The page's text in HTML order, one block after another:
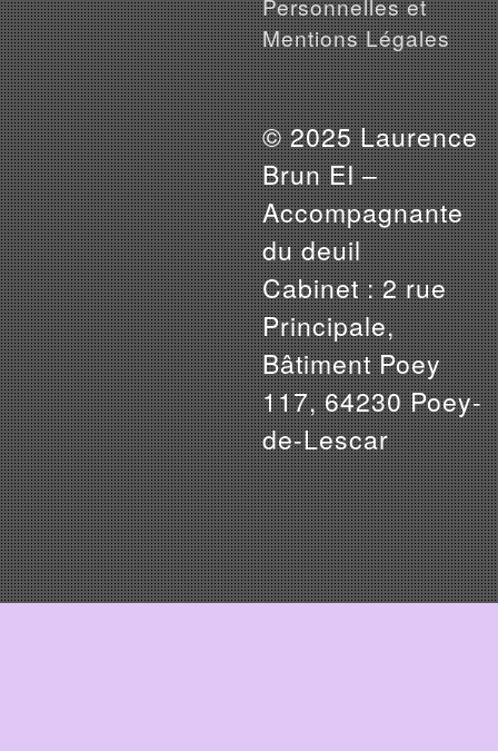
Personnelles et
Mentions Légales
© 2025 Laurence
Brun EI –
Accompagnante
du deuil
Cabinet : 2 rue
Principale,
Bâtiment Poey
117, 64230 Poey-
de-Lescar